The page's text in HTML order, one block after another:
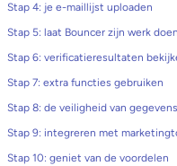
Stap 4: je e-maillijst uploaden
Stap 5: laat Bouncer zijn werk doen
Stap 6: verificatieresultaten
Stap 7: extra functies gebruiken
Stap 8: de veiligheid van
Stap 9: integreren met
Stap 10: geniet van de voordelen